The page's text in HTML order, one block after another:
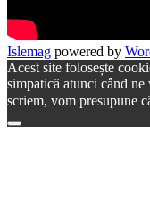
Islemag powered by
Acest site folosește
simpatică atunci când
scriem, vom presupune